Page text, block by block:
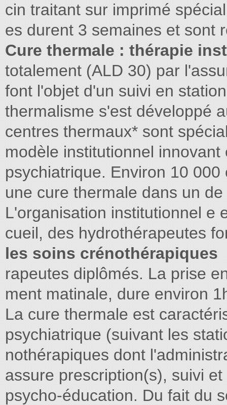
cin traitant sur imprimé
es durent 3 semaines et sont
Cure thermale : thérapie
totalement (ALD 30) par
font l'objet d'un suivi en
thermalisme s'est développé
centres thermaux* sont
modèle institutionnel
psychiatrique. Environ 10
une cure thermale dans un
L'organisation institutionnel e
cueil, des hydrothérapeutes
les soins crénothérapiques
rapeutes diplômés. La prise
ment matinale, dure environ
La cure thermale est
psychiatrique (suivant les
nothérapiques dont
assure prescription(s), suivi
psycho-éducation. Du fait du